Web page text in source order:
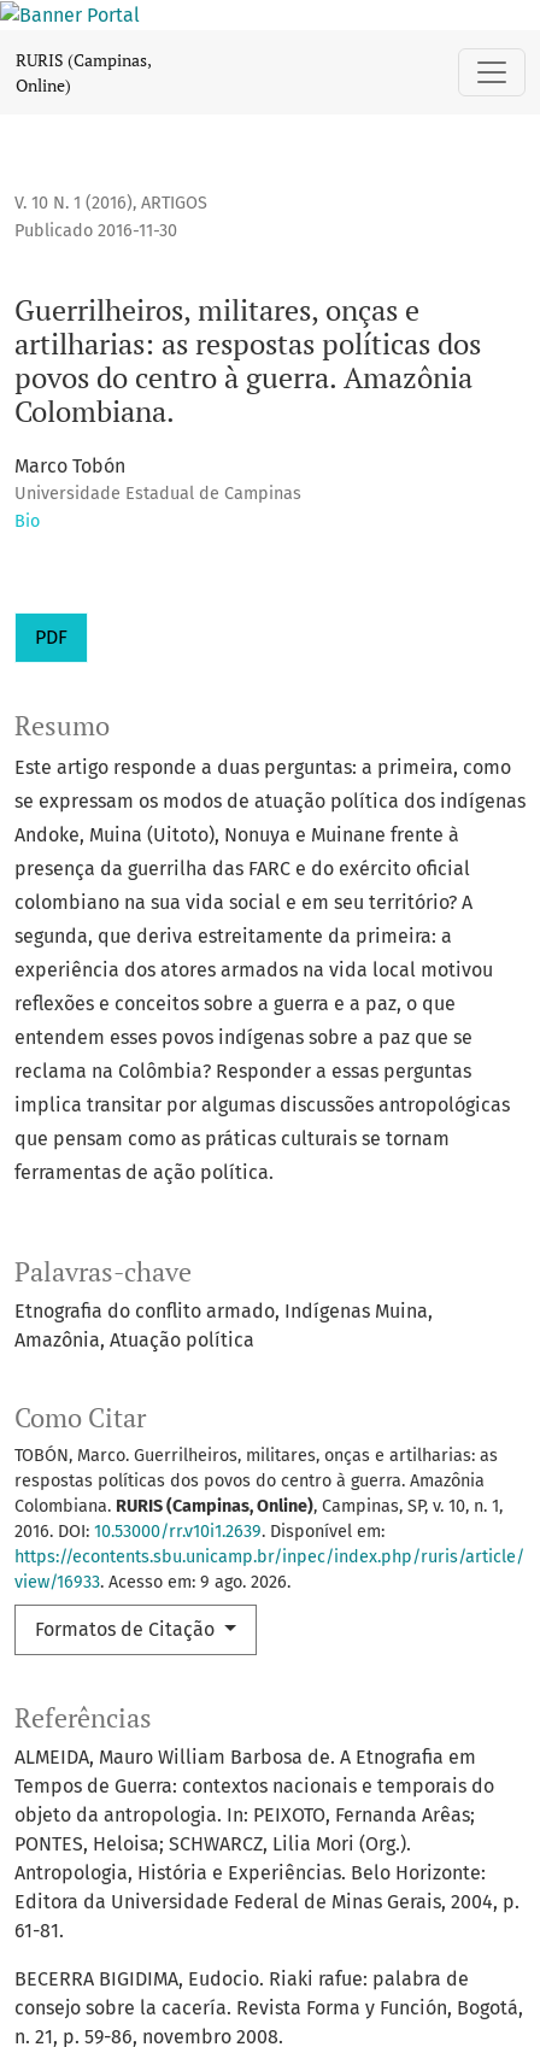
RURIS (Campinas,
Online)
V. 10 N. 1 (2016), ARTIGOS
Guerrilheiros, militares, onças e
artilharias: as respostas políticas dos
povos do centro à guerra. Amazônia
Colombiana.
Publicado 2016-11-30
Marco Tobón
Universidade Estadual de Campinas
Bio
PDF
Palavras-chave
Etnografia do conflito armado Indígenas Muina
Amazônia Atuação política
Como Citar
TOBÓN, Marco. Guerrilheiros, militares, onças e artilharias: as
respostas políticas dos povos do centro à guerra. Amazônia
Colombiana. RURIS (Campinas, Online), Campinas, SP, v. 10, n. 1,
2016. DOI: 10.53000/rr.v10i1.2639. Disponível em:
https://econtents.sbu.unicamp.br/inpec/index.php/ruris/article/
view/16933. Acesso em: 9 ago. 2026.
Formatos de Citação
Resumo
Este artigo responde a duas perguntas: a primeira, como
se expressam os modos de atuação política dos indígenas
Andoke, Muina (Uitoto), Nonuya e Muinane frente à
presença da guerrilha das FARC e do exército oficial
colombiano na sua vida social e em seu território? A
segunda, que deriva estreitamente da primeira: a
experiência dos atores armados na vida local motivou
reflexões e conceitos sobre a guerra e a paz, o que
entendem esses povos indígenas sobre a paz que se
reclama na Colômbia? Responder a essas perguntas
implica transitar por algumas discussões antropológicas
que pensam como as práticas culturais se tornam
ferramentas de ação política.
Referências
ALMEIDA, Mauro William Barbosa de. A Etnografia em
Tempos de Guerra: contextos nacionais e temporais do
objeto da antropologia. In: PEIXOTO, Fernanda Arêas;
PONTES, Heloisa; SCHWARCZ, Lilia Mori (Org.).
Antropologia, História e Experiências. Belo Horizonte:
Editora da Universidade Federal de Minas Gerais, 2004, p.
61-81.
BECERRA BIGIDIMA, Eudocio. Riaki rafue: palabra de
consejo sobre la cacería. Revista Forma y Función, Bogotá,
n. 21, p. 59-86, novembro 2008.